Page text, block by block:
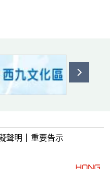
下一個
聲明
重要告示